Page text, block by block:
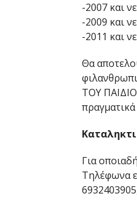
-2007 και
-2009 και
-2011 και
Θα
ΤΟΥ
Για
Τηλέφωνα